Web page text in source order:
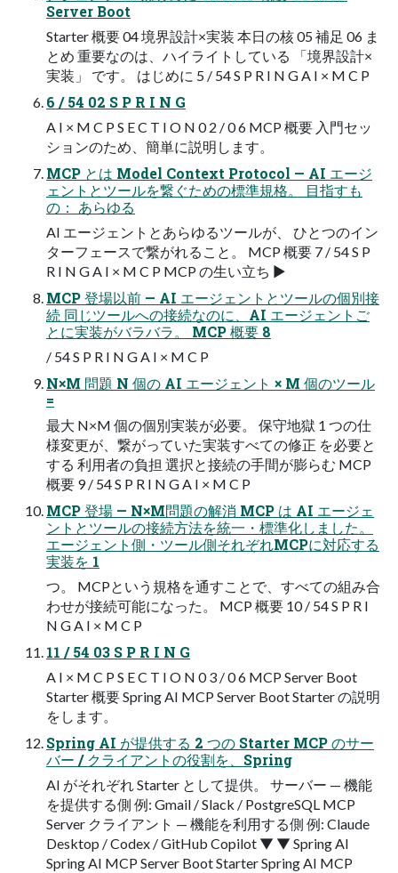
Server Boot
Starter 概要 04 境界設計×実装 本日の核 05 補足 06 ま
とめ 重要なのは、ハイライトしている 「境界設計×
実装」 です。 はじめに 5 / 54 S P R I N G A I × M C P
6 / 54 02 S P R I N G
A I × M C P S E C T I O N 0 2 / 0 6 MCP 概要 入門セッ
ションのため、簡単に説明します。
MCP とは Model Context Protocol — AI エージ
ェントとツールを繋ぐための標準規格。 目指すも
の： あらゆる
AI エージェントとあらゆるツールが、 ひとつのイン
ターフェースで繋がれること。 MCP 概要 7 / 54 S P
R I N G A I × M C P MCP の生い立ち ▶
MCP 登場以前 — AI エージェントとツールの個別接
続 同じツールへの接続なのに、AI エージェントご
とに実装がバラバラ。 MCP 概要 8
/ 54 S P R I N G A I × M C P
N×M 問題 N 個の AI エージェント × M 個のツール
=
最大 N×M 個の個別実装が必要。 保守地獄 1 つの仕
様変更が、繋がっていた実装すべての修正 を必要と
する 利用者の負担 選択と接続の手間が膨らむ MCP
概要 9 / 54 S P R I N G A I × M C P
MCP 登場 — N×M問題の解消 MCP は AI エージェ
ントとツールの接続方法を統一・標準化しました。
エージェント側・ツール側それぞれMCPに対応する
実装を 1
つ。 MCPという規格を通すことで、すべての組み合
わせが接続可能になった。 MCP 概要 10 / 54 S P R I
N G A I × M C P
11 / 54 03 S P R I N G
A I × M C P S E C T I O N 0 3 / 0 6 MCP Server Boot
Starter 概要 Spring AI MCP Server Boot Starter の説明
をします。
Spring AI が提供する 2 つの Starter MCP のサー
バー / クライアントの役割を、Spring
AI がそれぞれ Starter として提供。 サーバー — 機能
を提供する側 例: Gmail / Slack / PostgreSQL MCP
Server クライアント — 機能を利用する側 例: Claude
Desktop / Codex / GitHub Copilot ▼ ▼ Spring AI
Spring AI MCP Server Boot Starter Spring AI MCP